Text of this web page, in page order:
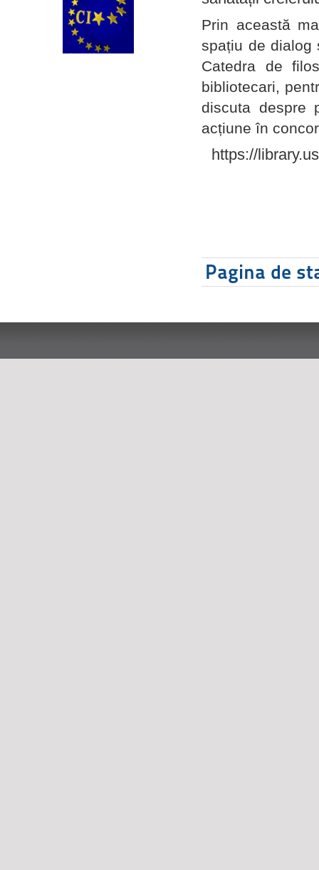
Prin această
spațiu de dialog
Catedra de
bibliotecari,
discuta despre
acțiune în
https://
Pagina de